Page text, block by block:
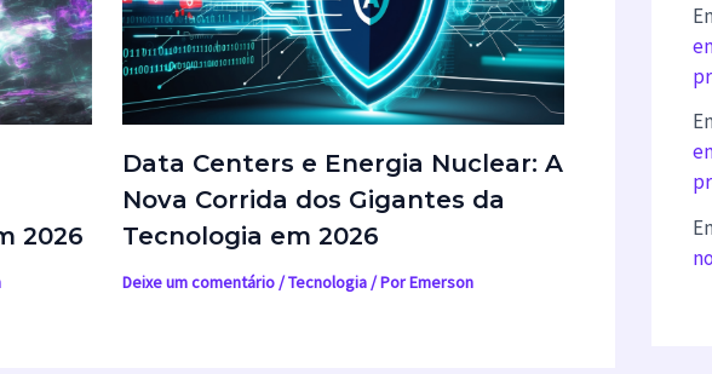
2026
Data Centers e Energia Nuclear: A
Nova Corrida dos Gigantes da
Tecnologia em 2026
Deixe um comentário/Tecnologia/ PorEmerson